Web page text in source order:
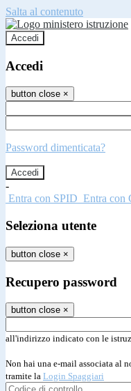
Salta al contenuto
Accedi
Accedi
button close ×
Password dimenticata?
-
Entra con SPID Entra con
Seleziona utente
button close ×
Recupero password
button close ×
all'indirizzo indicato con le
Non hai una e-mail associata al
tramite la Login Spaggiari